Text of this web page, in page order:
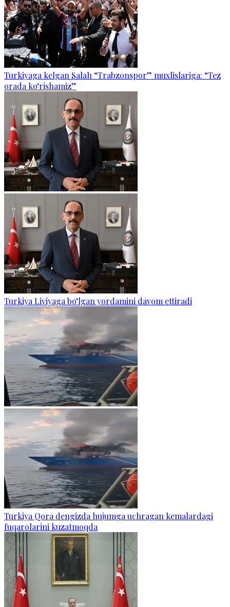
Turkiyaga kelgan Salah “Trabzonspor” muxlislariga: “Tez
orada ko‘rishamiz”
Turkiya Liviyaga bo‘lgan yordamini davom ettiradi
Turkiya Qora dengizda hujumga uchragan kemalardagi
fuqarolarini kuzatmoqda